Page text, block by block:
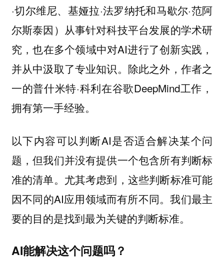
·切尔维尼、基娅拉·法罗纳托和马歇尔·范阿
尔斯泰因）从事针对科技平台发展的学术研
究，也在多个领域中对AI进行了创新实践，
并从中汲取了专业知识。除此之外，作者之
一的普什米特·科利在谷歌DeepMind工作，
拥有第一手经验。
以下内容可以判断AI是否适合解决某个问
题，但我们并没有提供一个包含所有判断标
准的清单。尤其考虑到，这些判断标准可能
因不同的AI应用领域而有所不同。我们最主
要的目的是找到最为关键的判断标准。
AI能解决这个问题吗？